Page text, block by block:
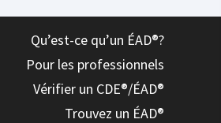
Qu’est-ce qu’un ÉAD®?
Pour les professionnels
Vérifier un CDE®/ÉAD®
Trouvez un ÉAD®